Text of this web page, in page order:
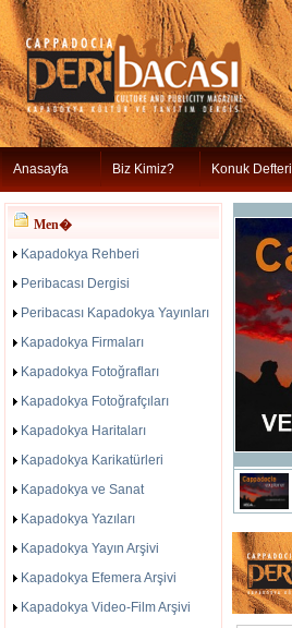
Anasayfa Biz Kimiz? Konuk Defteri
Men�
Kapadokya Rehberi
Peribacası Dergisi
Peribacası Kapadokya Yayınları
Kapadokya Firmaları
Kapadokya Fotoğrafları
Kapadokya Fotoğrafçıları
Kapadokya Haritaları
Kapadokya Karikatürleri
Kapadokya ve Sanat
Kapadokya Yazıları
Kapadokya Yayın Arşivi
Kapadokya Efemera Arşivi
Kapadokya Video-Film Arşivi